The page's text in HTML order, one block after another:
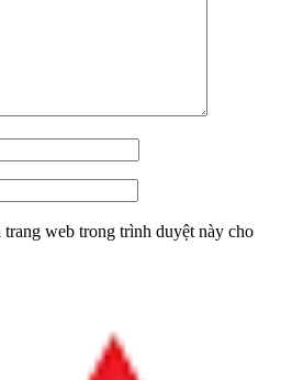
web trong trình duyệt này cho